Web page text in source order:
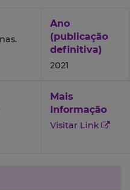
Ano
(publicação
definitiva)
2021
Mais
Informação
Visitar Link